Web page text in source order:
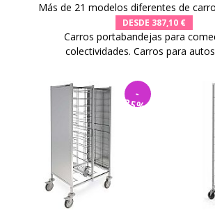
Más de 21 modelos diferentes de
DESDE 387,10 €
Carros portabandejas para
colectividades. Carros para
-
35%